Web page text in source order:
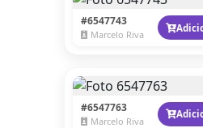
#6547743
Marcelo Riva
#6547763
Marcelo Riva